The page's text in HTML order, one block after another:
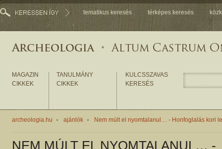
tematikus keresés térképes keresés
MAGAZIN
CIKKEK
TANULMÁNY
CIKKEK
KULCSSZAVAS
KERESÉS
archeologia.hu ajánlók Nem múlt el nyomtalanul… - Honfoglalás kori
NEM MÚLT EL NYOMTALANUL… -